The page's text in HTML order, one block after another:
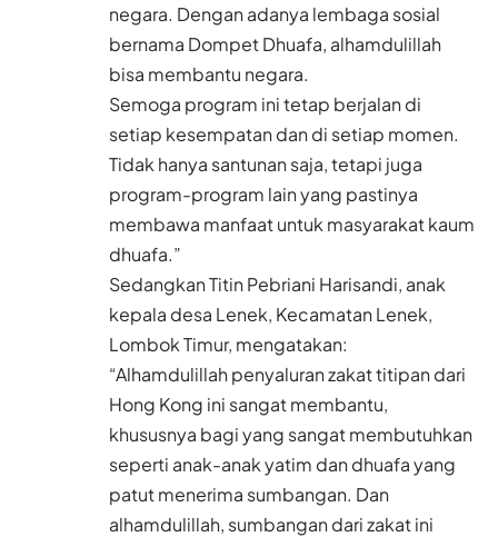
negara. Dengan adanya lembaga sosial
bernama Dompet Dhuafa, alhamdulillah
bisa membantu negara.
Semoga program ini tetap berjalan di
setiap kesempatan dan di setiap momen.
Tidak hanya santunan saja, tetapi juga
program-program lain yang pastinya
membawa manfaat untuk masyarakat kaum
dhuafa.”
Sedangkan Titin Pebriani Harisandi, anak
kepala desa Lenek, Kecamatan Lenek,
Lombok Timur, mengatakan:
“Alhamdulillah penyaluran zakat titipan dari
Hong Kong ini sangat membantu,
khususnya bagi yang sangat membutuhkan
seperti anak-anak yatim dan dhuafa yang
patut menerima sumbangan. Dan
alhamdulillah, sumbangan dari zakat ini